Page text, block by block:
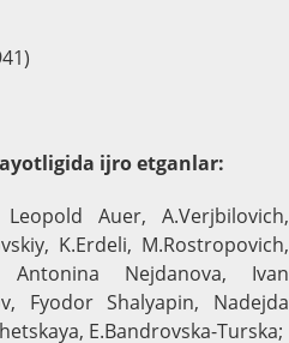
ijro etganlar:
Auer, A.Verjbilovich,
K.Erdeli, M.Rostropovich,
Antonina Nejdanova, Ivan
Fyodor Shalyapin, Nadejda
E.Bandrovska-Turska;